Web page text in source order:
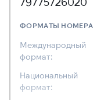
ФОРМАТЫ НОМЕРА
Международный
формат:
Национальный
формат: